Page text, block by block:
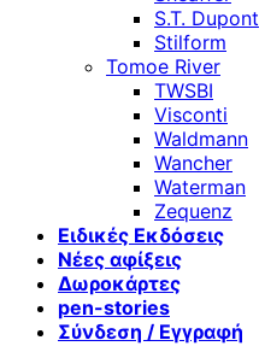
S.T. Dupont
Stilform
Tomoe River
TWSBI
Visconti
Waldmann
Wancher
Waterman
Zequenz
Ειδικές Εκδόσεις
Νέες αφίξεις
Δωροκάρτες
pen-stories
Σύνδεση / Εγγραφή